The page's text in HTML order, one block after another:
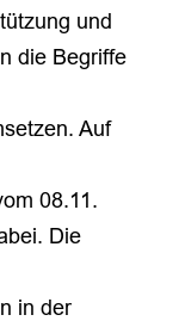
und
die Begriffe
Auf
08.11.
Die
in der